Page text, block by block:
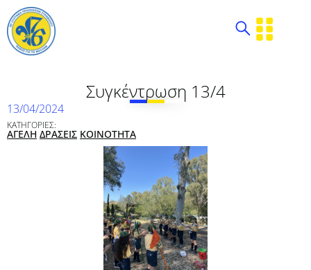
Συγκέντρωση 13/4
13/04/2024
ΚΑΤΗΓΟΡΙΕΣ:
ΑΓΕΛΗ ΔΡΑΣΕΙΣ ΚΟΙΝΟΤΗΤΑ